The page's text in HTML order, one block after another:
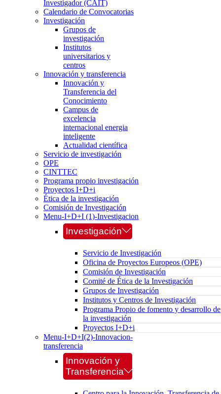
Investigador (CAIT)
Calendario de Convocatorias
Investigación
Grupos de
investigación
Institutos
universitarios y
centros
Innovación y transferencia
Innovación y
Transferencia del
Conocimiento
Campus de
excelencia
internacional energia
inteligente
Actualidad científica
Servicio de investigación
OPE
CINTTEC
Programa propio investigación
Proyectos I+D+i
Ética de la investigación
Comisión de Investigación
Menu-I+D+I (1)-Investigacion
Investigación
Servicio de Investigación
Oficina de Proyectos Europeos (OPE)
Comisión de Investigación
Comité de Ética de la Investigación
Grupos de Investigación
Institutos y Centros de Investigación
Programa Propio de fomento y desarrollo de
la investigación
Proyectos I+D+i
Menu-I+D+I(2)-Innovacion-
transferencia
Innovación y
Transferencia